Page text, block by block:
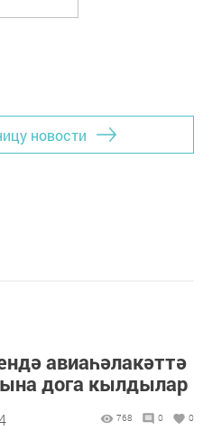
новости
авиаһәлакәттә
дога кылдылар
768 0 0